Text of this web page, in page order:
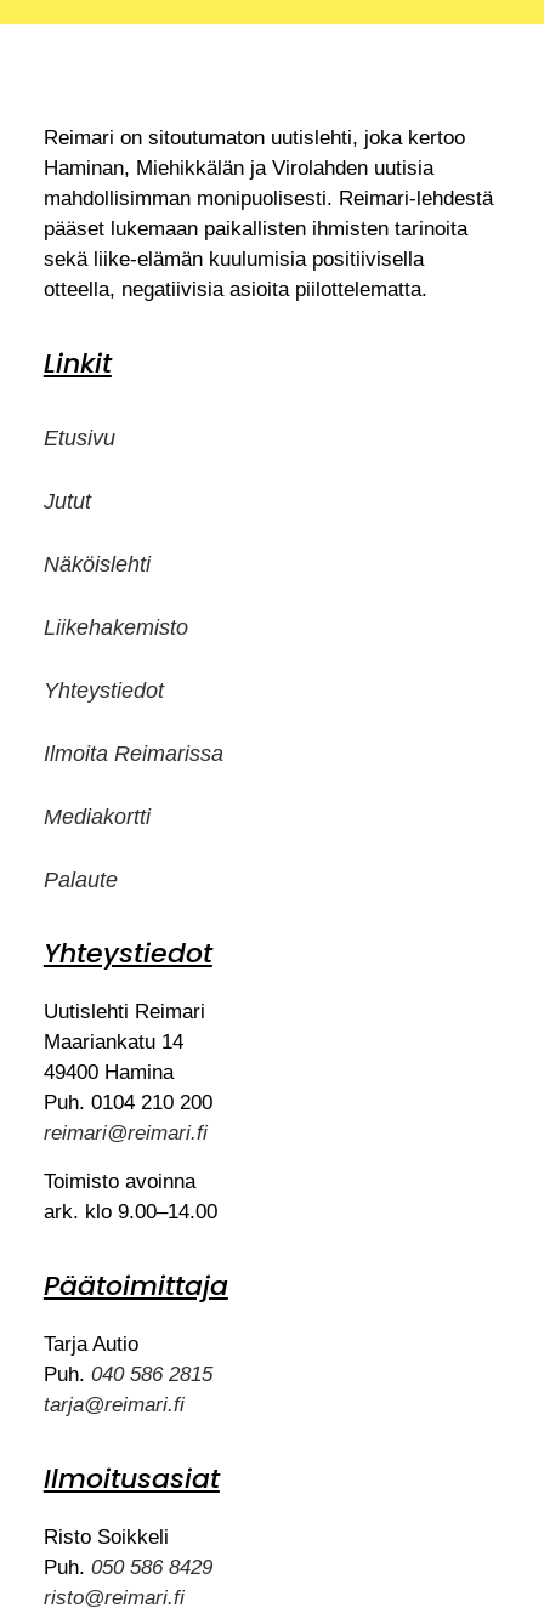
Reimari on sitoutumaton uutislehti, joka kertoo
Haminan, Miehikkälän ja Virolahden uutisia
mahdollisimman monipuolisesti. Reimari-lehdestä
pääset lukemaan paikallisten ihmisten tarinoita
sekä liike-elämän kuulumisia positiivisella
otteella, negatiivisia asioita piilottelematta.
Linkit
Etusivu
Jutut
Näköislehti
Liikehakemisto
Yhteystiedot
Ilmoita Reimarissa
Mediakortti
Palaute
Yhteystiedot
Uutislehti Reimari
Maariankatu 14
49400 Hamina
Puh. 0104 210 200
reimari@reimari.fi
Toimisto avoinna
ark. klo 9.00–14.00
Päätoimittaja
Tarja Autio
Puh. 040 586 2815
tarja@reimari.fi
Ilmoitusasiat
Risto Soikkeli
Puh. 050 586 8429
risto@reimari.fi